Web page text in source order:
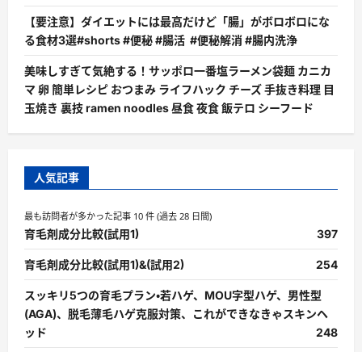
【要注意】ダイエットには最高だけど「腸」がボロボロにな
る食材3選#shorts #便秘 #腸活 #便秘解消 #腸内洗浄
美味しすぎて気絶する！サッポロ一番塩ラーメン袋麺 カニカ
マ 卵 簡単レシピ おつまみ ライフハック チーズ 手抜き料理 目
玉焼き 裏技 ramen noodles 昼食 夜食 飯テロ シーフード
人気記事
最も訪問者が多かった記事 10 件 (過去 28 日間)
育毛剤成分比較(試用1) 397
育毛剤成分比較(試用1)&(試用2) 254
スッキリ5つの育毛プラン・若ハゲ、MOU字型ハゲ、男性型
(AGA)、脱毛薄毛ハゲ克服対策、これができなきゃスキンヘ
ッド
248